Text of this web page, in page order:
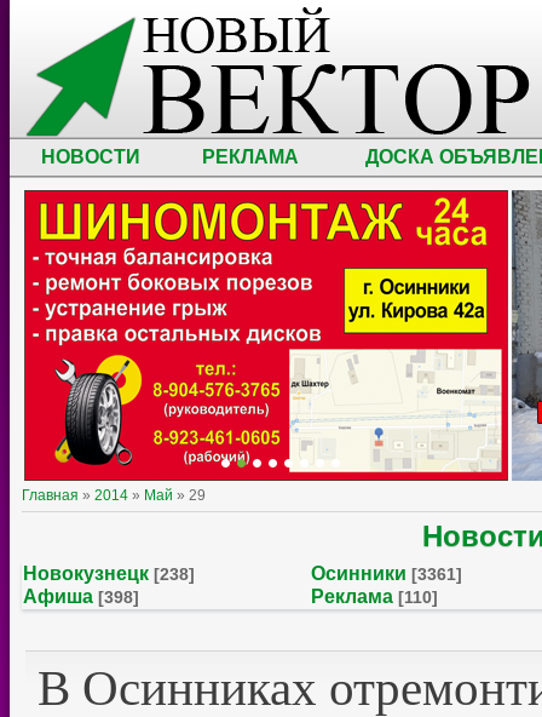
НОВОСТИ РЕКЛАМА ДОСКА
Главная » 2014 » Май » 29
Новокузнецк [238] Осинники [3361]
Афиша [398] Реклама [110]
В Осинниках